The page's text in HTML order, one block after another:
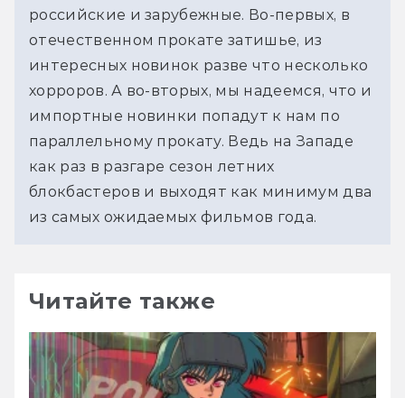
российские и зарубежные. Во-первых, в
отечественном прокате затишье, из
интересных новинок разве что несколько
хорроров. А во-вторых, мы надеемся, что и
импортные новинки попадут к нам по
параллельному прокату. Ведь на Западе
как раз в разгаре сезон летних
блокбастеров и выходят как минимум два
из самых ожидаемых фильмов года.
Читайте также